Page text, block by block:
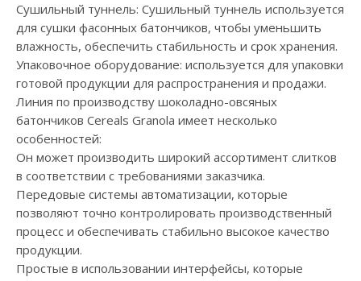
Сушильный туннель: Сушильный туннель используется
для сушки фасонных батончиков, чтобы уменьшить
влажность, обеспечить стабильность и срок хранения.
Упаковочное оборудование: используется для упаковки
готовой продукции для распространения и продажи.
Линия по производству шоколадно-овсяных
батончиков Cereals Granola имеет несколько
особенностей:
Он может производить широкий ассортимент слитков
в соответствии с требованиями заказчика.
Передовые системы автоматизации, которые
позволяют точно контролировать производственный
процесс и обеспечивать стабильно высокое качество
продукции.
Простые в использовании интерфейсы, которые